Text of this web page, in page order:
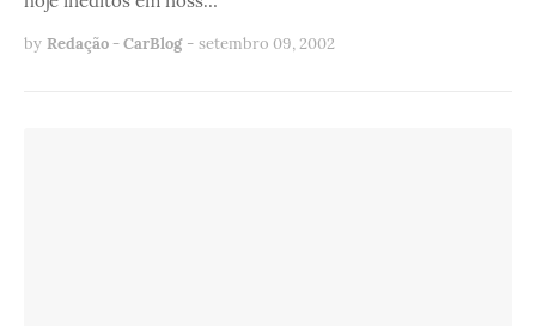
by Redação - CarBlog - setembro 09, 2002